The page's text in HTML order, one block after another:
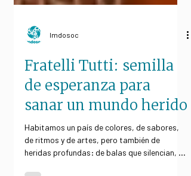
Fratelli Tutti: semilla
de esperanza para
sanar un mundo herido
Habitamos un país de colores, de sabores,
de ritmos y de artes, pero también de
heridas profundas: de balas que silencian, de